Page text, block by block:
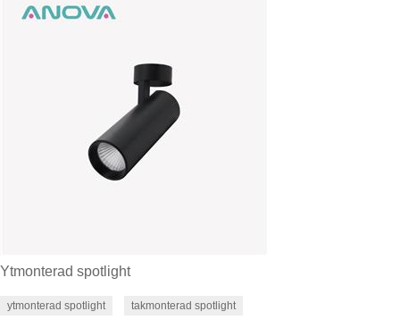
Ytmonterad spotlight
ytmonterad spotlight takmonterad spotlight